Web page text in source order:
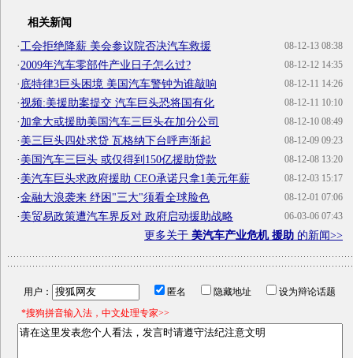
相关新闻
08-12-13 08:38
·工会拒绝降薪 美会参议院否决汽车救援
08-12-12 14:35
·2009年汽车零部件产业日子怎么过?
08-12-11 14:26
· 底特律3巨头困境 美国汽车警钟为谁敲响
08-12-11 10:10
·视频:美援助案提交 汽车巨头恐将国有化
08-12-10 08:49
·加拿大或援助美国汽车三巨头在加分公司
08-12-09 09:23
·美三巨头四处求贷 瓦格纳下台呼声渐起
08-12-08 13:20
·美国汽车三巨头 或仅得到150亿援助贷款
08-12-03 15:17
·美汽车巨头求政府援助 CEO承诺只拿1美元年薪
08-12-01 07:06
·金融大浪袭来 纾困"三大"须看全球脸色
06-03-06 07:43
·美贸易政策遭汽车界反对 政府启动援助战略
更多关于 美汽车产业危机 援助 的新闻>>
用户： 匿名 隐藏地址
设为辩论话题
*搜狗拼音输入法，中文处理专家>>